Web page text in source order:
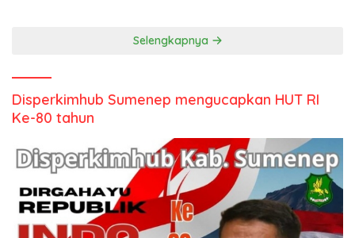
Selengkapnya
Disperkimhub Sumenep mengucapkan HUT RI
Ke-80 tahun